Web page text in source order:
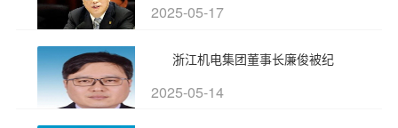
2025-05-17
浙江机电集团董事长廉俊被纪
2025-05-14